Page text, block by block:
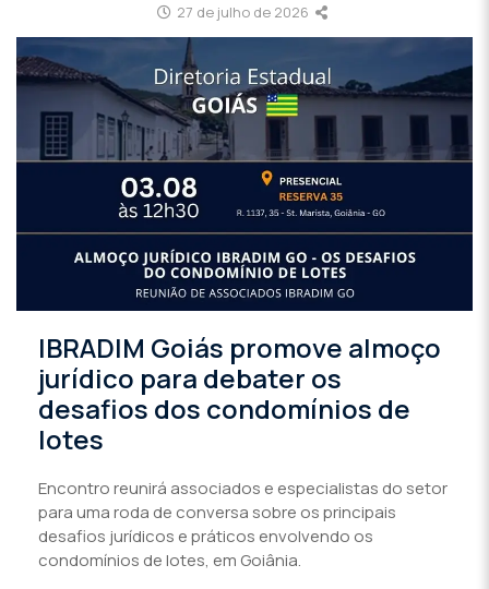
27 de julho de 2026
IBRADIM Goiás promove almoço
jurídico para debater os
desafios dos condomínios de
lotes
Encontro reunirá associados e especialistas do setor
para uma roda de conversa sobre os principais
desafios jurídicos e práticos envolvendo os
condomínios de lotes, em Goiânia.